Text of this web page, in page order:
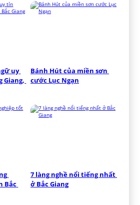
uy
Giang,
Bánh Hút của miền sơn
cước Lục Ngạn
Bắc
7 làng nghề nổi tiếng nhất
ở Bắc Giang